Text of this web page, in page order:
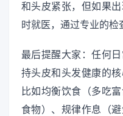
和头皮紧张，但如果
时就医，通过专业的检
最后提醒大家：任何
持头皮和头发健康的
比如均衡饮食（多吃
食物）、规律作息（